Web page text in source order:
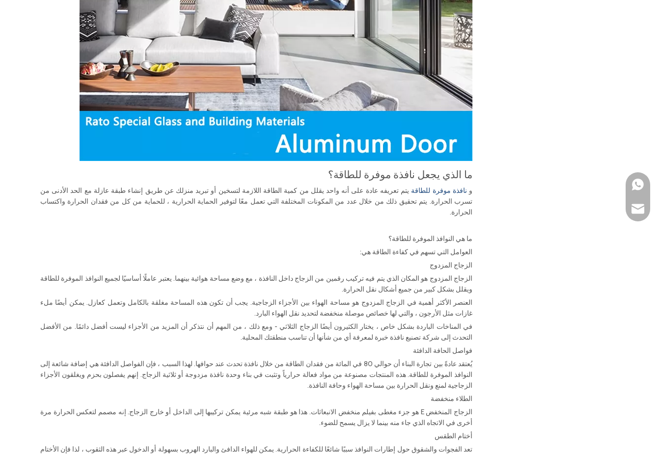
ما الذي يجعل نافذة موفرة للطاقة؟
و نافذة موفرة للطاقة يتم تعريفه عادة على أنه واحد يقلل من كمية الطاقة اللازمة لتسخين أو تبريد منزلك عن طريق إنشاء طبقة عازلة مع الحد الأدنى من
تسرب الحرارة. يتم تحقيق ذلك من خلال عدد من المكونات المختلفة التي تعمل معًا لتوفير الحماية الحرارية ، للحماية من كل من فقدان الحرارة واكتساب
الحرارة.
ما هي النوافذ الموفرة للطاقة؟
العوامل التي تسهم في كفاءة الطاقة هي:
الزجاج المزدوج
الزجاج المزدوج هو المكان الذي يتم فيه تركيب رقمين من الزجاج داخل النافذة ، مع وضع مساحة هوائية بينهما. يعتبر عاملًا أساسيًا لجميع النوافذ الموفرة للطاقة
ويقلل بشكل كبير من جميع أشكال نقل الحرارة.
العنصر الأكثر أهمية في الزجاج المزدوج هو مساحة الهواء بين الأجزاء الزجاجية. يجب أن تكون هذه المساحة مغلقة بالكامل وتعمل كعازل. يمكن أيضًا ملء
غازات مثل الأرجون ، والتي لها خصائص موصلة منخفضة لتحديد نقل الهواء البارد.
في المناخات الباردة بشكل خاص ، يختار الكثيرون أيضًا الزجاج الثلاثي - ومع ذلك ، من المهم أن نتذكر أن المزيد من الأجزاء ليست أفضل دائمًا. من الأفضل
التحدث إلى شركة تصنيع نافذة خبرة لمعرفة أي من شأنها أن تناسب منطقتك المحلية.
فواصل الحافة الدافئة
يُعتقد عادةً بين تجارة البناء أن حوالي 80 في المائة من فقدان الطاقة من خلال نافذة تحدث عند حوافها. لهذا السبب ، فإن الفواصل الدافئة هي إضافة شائعة إلى
النوافذ الموفرة للطاقة. هذه المنتجات مصنوعة من مواد فعالة حرارياً وتثبت في بناء وحدة نافذة مزدوجة أو ثلاثية الزجاج. إنهم يفصلون بحزم ويغلقون الأجزاء
الزجاجية لمنع ونقل الحرارة بين مساحة الهواء وحافة النافذة.
الطلاء منخفضة
الزجاج المنخفض E هو جزء مغطى بفيلم منخفض الانبعاثات. هذا هو طبقة شبه مرئية يمكن تركيبها إلى الداخل أو خارج الزجاج. إنه مصمم لتعكس الحرارة مرة
أخرى في الاتجاه الذي جاء منه بينما لا يزال يسمح للضوء.
أختام الطقس
تعد الفجوات والشقوق حول إطارات النوافذ سببًا شائعًا للكفاءة الحرارية. يمكن للهواء الدافئ والبارد الهروب بسهولة أو الدخول عبر هذه الثقوب ، لذا فإن الأختام
WhatsApp